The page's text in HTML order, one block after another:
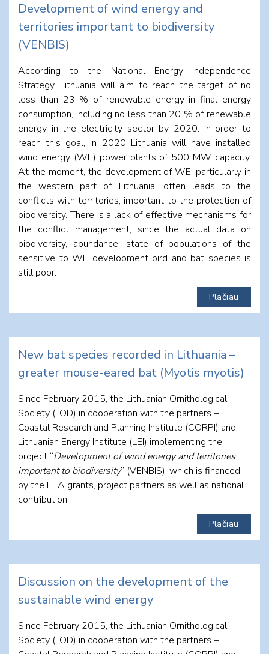
Development of wind energy and
territories important to biodiversity
(VENBIS)
According to the National Energy Independence
Strategy, Lithuania will aim to reach the target of no
less than 23 % of renewable energy in final energy
consumption, including no less than 20 % of renewable
energy in the electricity sector by 2020. In order to
reach this goal, in 2020 Lithuania will have installed
wind energy (WE) power plants of 500 MW capacity.
At the moment, the development of WE, particularly in
the western part of Lithuania, often leads to the
conflicts with territories, important to the protection of
biodiversity. There is a lack of effective mechanisms for
the conflict management, since the actual data on
biodiversity, abundance, state of populations of the
sensitive to WE development bird and bat species is
still poor.
Plačiau
New bat species recorded in Lithuania –
greater mouse-eared bat (Myotis myotis)
Since February 2015, the Lithuanian Ornithological
Society (LOD) in cooperation with the partners –
Coastal Research and Planning Institute (CORPI) and
Lithuanian Energy Institute (LEI) implementing the
project “Development of wind energy and territories
important to biodiversity” (VENBIS), which is financed
by the EEA grants, project partners as well as national
contribution.
Plačiau
Discussion on the development of the
sustainable wind energy
Since February 2015, the Lithuanian Ornithological
Society (LOD) in cooperation with the partners –